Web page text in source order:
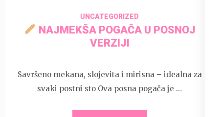
UNCATEGORIZED
NAJMEKŠA POGAČA U POSNOJ
VERZIJI
Savršeno mekana, slojevita i mirisna – idealna za
svaki postni sto Ova posna pogača je …